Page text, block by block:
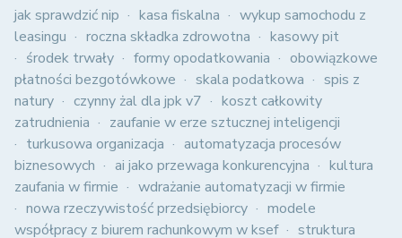
jak sprawdzić nip kasa fiskalna
wykup samochodu z
leasingu
roczna składka zdrowotna
kasowy pit
środek trwały
formy opodatkowania
obowiązkowe
płatności bezgotówkowe
skala podatkowa
spis z
natury
czynny żal dla jpk v7
koszt całkowity
zatrudnienia
zaufanie w erze sztucznej inteligencji
turkusowa organizacja
automatyzacja procesów
biznesowych
ai jako przewaga konkurencyjna
kultura
zaufania w firmie
wdrażanie automatyzacji w firmie
nowa rzeczywistość przedsiębiorcy
modele
współpracy z biurem rachunkowym w ksef
struktura